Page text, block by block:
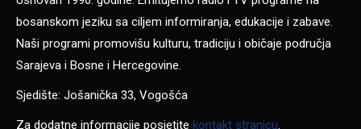
bosanskom jeziku sa ciljem informiranja, edukacije i zabave.
Naši programi promovišu kulturu, tradiciju i običaje područja
Sarajeva i Bosne i Hercegovine.
Sjedište: Jošanička 33, Vogošća
Za dodatne informacije posjetite kontakt stranicu.